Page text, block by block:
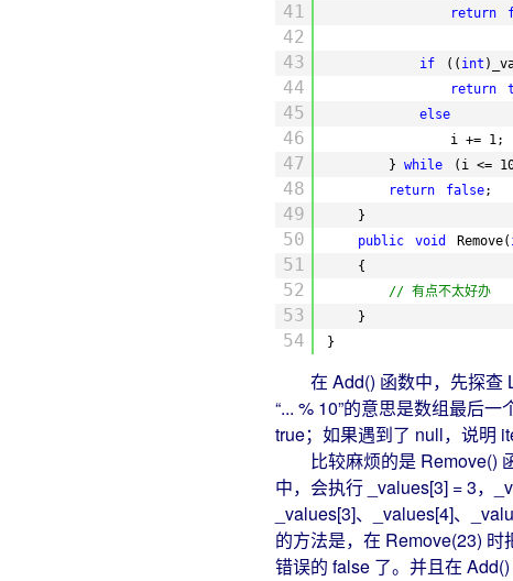
41
42
43
44
45
46
47
48
49
50
51
52
53
54
return
if (( int
return
else
i += 1;
} while
(i <=
return
false;
}
public
void Remove(
{
// 有点不太好办
}
}
在 Add() 函数中，先探查
“... % 10”的意思是数组最后
true；如果遇到了 null，说明
比较麻烦的是 Remove() 函
中，会执行 _values[3] = 3，
_values[3]、_values[4]、
的方法是，在 Remove(23)
错误的 false 了。并且在